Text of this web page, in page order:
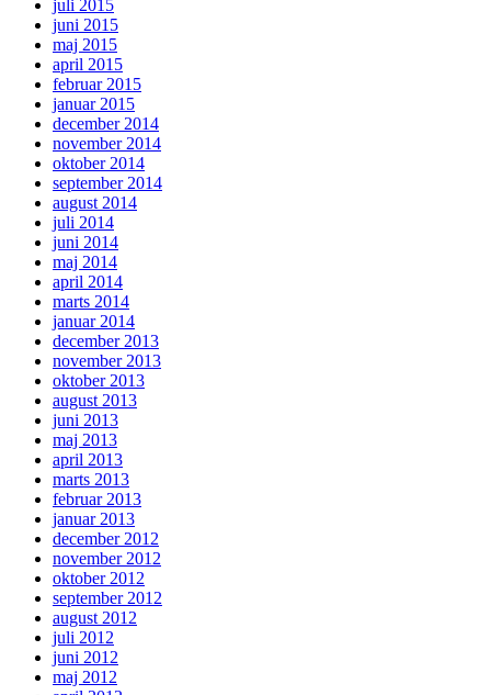
juli 2015
juni 2015
maj 2015
april 2015
februar 2015
januar 2015
december 2014
november 2014
oktober 2014
september 2014
august 2014
juli 2014
juni 2014
maj 2014
april 2014
marts 2014
januar 2014
december 2013
november 2013
oktober 2013
august 2013
juni 2013
maj 2013
april 2013
marts 2013
februar 2013
januar 2013
december 2012
november 2012
oktober 2012
september 2012
august 2012
juli 2012
juni 2012
maj 2012